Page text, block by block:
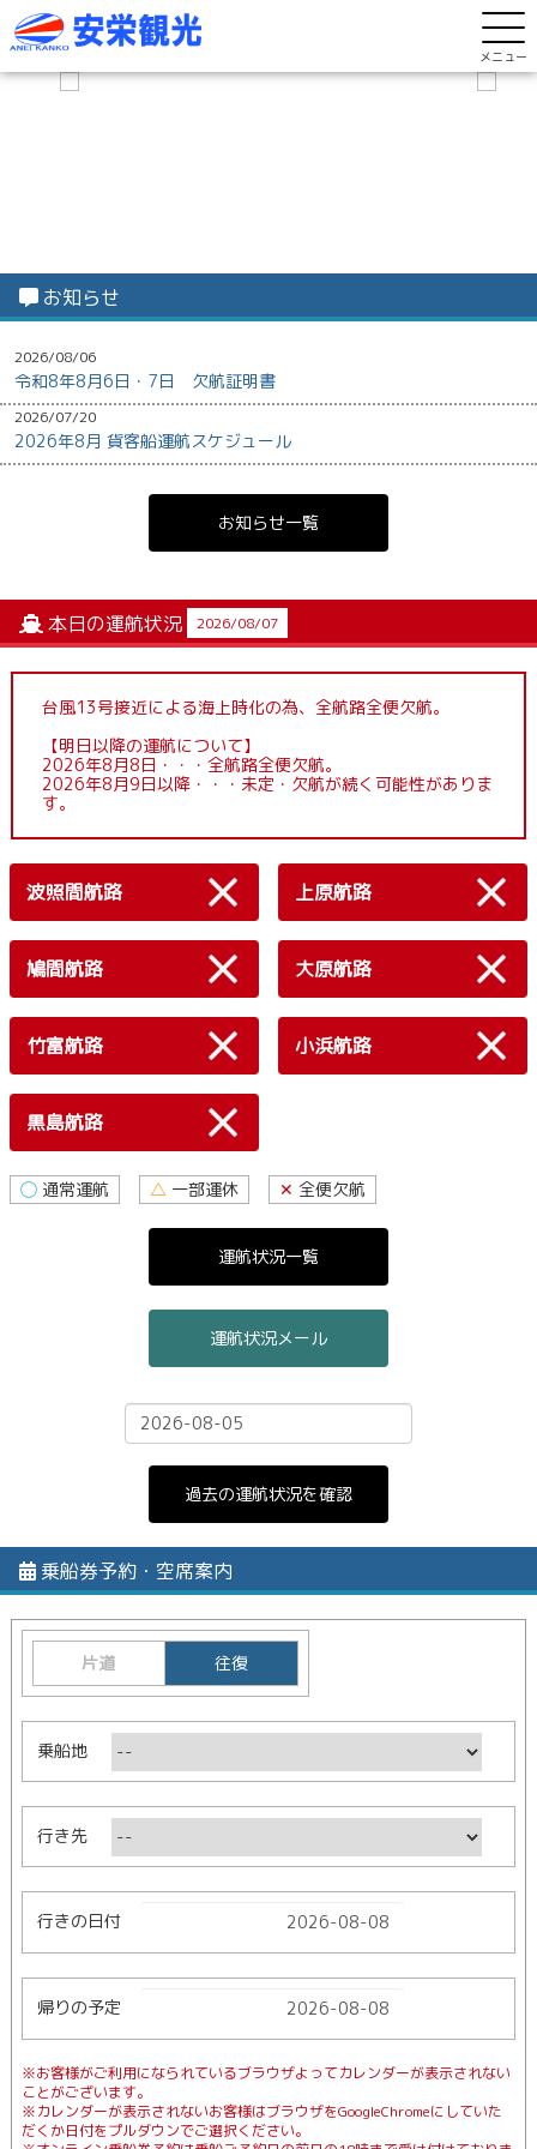
メニュー
お知らせ
2026/08/06
令和8年8月6日・7日 欠航証明書
2026/07/20
2026年8月 貨客船運航スケジュール
お知らせ一覧
本日の運航状況 2026/08/07
台風13号接近による海上時化の為、全航路全便欠航。
【明日以降の運航について】
2026年8月8日・・・全航路全便欠航。
2026年8月9日以降・・・未定・欠航が続く可能性がありま
す。
波照間航路 上原航路
鳩間航路 大原航路
竹富航路 小浜航路
黒島航路
◯ 通常運航 △ 一部運休 ✕ 全便欠航
運航状況一覧
運航状況メール
乗船券予約・空席案内
片道 往復
乗船地
行き先
行きの日付
帰りの予定
※お客様がご利用になられているブラウザよってカレンダーが表示されない
ことがございます。
※カレンダーが表示されないお客様はブラウザをGoogleChromeにしていた
だくか日付をプルダウンでご選択ください。